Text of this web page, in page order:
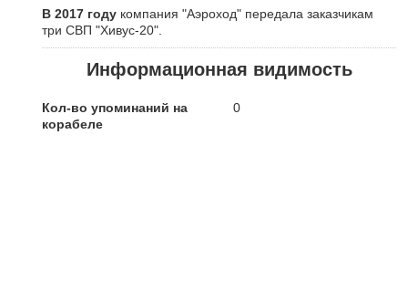
В 2017 году компания "Аэроход" передала заказчикам
три СВП "Хивус-20".
Информационная видимость
Кол-во упоминаний на
корабеле
0